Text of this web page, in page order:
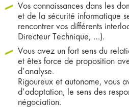
Vos connaissances dans les
et de la sécurité informatique
rencontrer vos différents
Directeur Technique, …).
Vous avez un fort sens du
et êtes force de proposition
d’analyse.
Rigoureux et autonome, vous
d’adaptation, le sens des
négociation.